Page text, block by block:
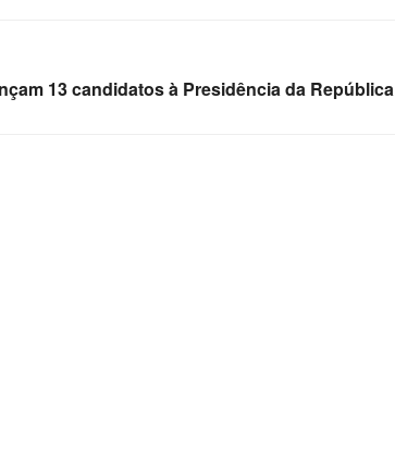
13 candidatos à Presidência da República